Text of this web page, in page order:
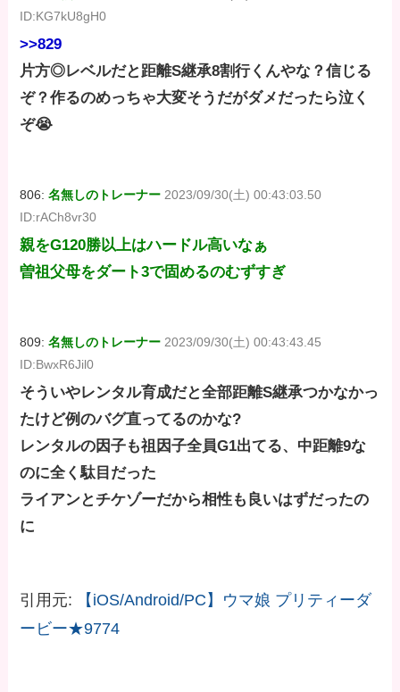
ID:KG7kU8gH0
>>829
片方◎レベルだと距離S継承8割行くんやな？信じる
ぞ？作るのめっちゃ大変そうだがダメだったら泣く
ぞ😭
806:名無しのトレーナー 2023/09/30(土) 00:43:03.50
ID:rACh8vr30
親をG120勝以上はハードル高いなぁ
曽祖父母をダート3で固めるのむずすぎ
809:名無しのトレーナー 2023/09/30(土) 00:43:43.45
ID:BwxR6Jil0
そういやレンタル育成だと全部距離S継承つかなかっ
たけど例のバグ直ってるのかな?
レンタルの因子も祖因子全員G1出てる、中距離9な
のに全く駄目だった
ライアンとチケゾーだから相性も良いはずだったの
に
引用元:
【iOS/Android/PC】ウマ娘 プリティーダ
ービー★9774